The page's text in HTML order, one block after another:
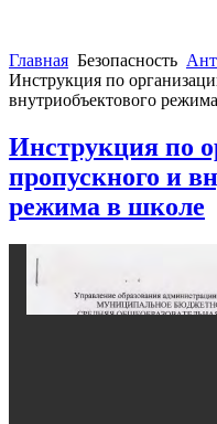
Главная Безопасность
Инструкция по
внутриобъектового
Инструкция по
пропускного и
режима в школе